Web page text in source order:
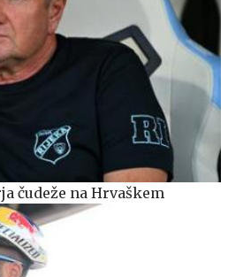
čudeže na Hrvaškem